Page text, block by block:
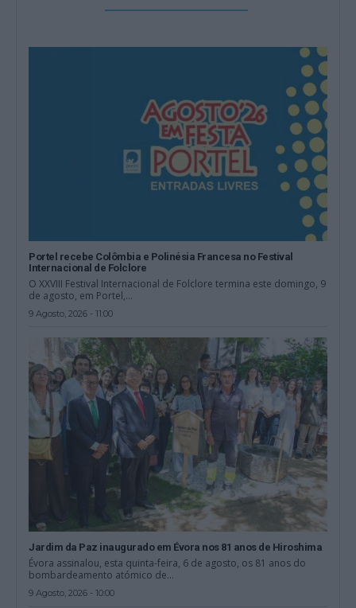
Portel recebe Colômbia e Polinésia Francesa no Festival
Internacional de Folclore
O XXVIII Festival Internacional de Folclore termina este domingo, 9
de agosto, em Portel,...
9 Agosto, 2026 - 11:00
Jardim da Paz inaugurado em Évora nos 81 anos de Hiroshima
Évora assinalou, esta quinta-feira, 6 de agosto, os 81 anos do
bombardeamento atómico de...
9 Agosto, 2026 - 10:00